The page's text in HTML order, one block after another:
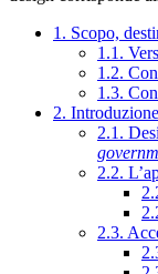
1. Scopo,
1.1.
1.2.
1.3.
2.
2.1.
2.2.
2.3.